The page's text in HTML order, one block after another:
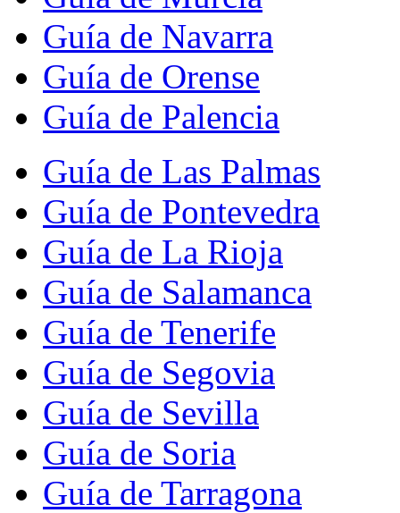
Guía de Navarra
Guía de Orense
Guía de Palencia
Guía de Las Palmas
Guía de Pontevedra
Guía de La Rioja
Guía de Salamanca
Guía de Tenerife
Guía de Segovia
Guía de Sevilla
Guía de Soria
Guía de Tarragona